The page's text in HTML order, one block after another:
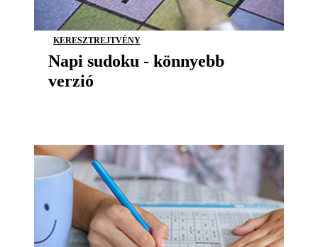
KERESZTREJTVÉNY
Napi sudoku - könnyebb
verzió